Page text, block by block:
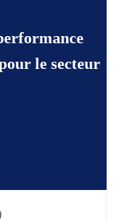
le secteur